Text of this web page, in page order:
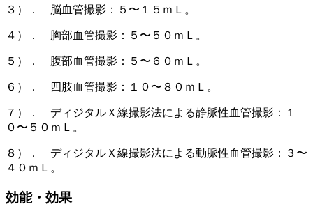
３）． 脳血管撮影：５〜１５ｍＬ。
４）． 胸部血管撮影：５〜５０ｍＬ。
５）． 腹部血管撮影：５〜６０ｍＬ。
６）． 四肢血管撮影：１０〜８０ｍＬ。
７）． ディジタルＸ線撮影法による静脈性血管撮影：１
０〜５０ｍＬ。
８）． ディジタルＸ線撮影法による動脈性血管撮影：３〜
４０ｍＬ。
効能・効果